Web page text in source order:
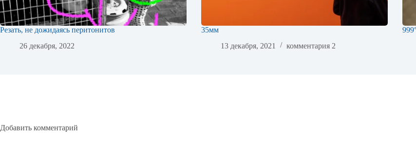
Резать, не дожидаясь перитонитов
26 декабря, 2022
35мм
13 декабря, 2021
комментария 2
Добавить комментарий